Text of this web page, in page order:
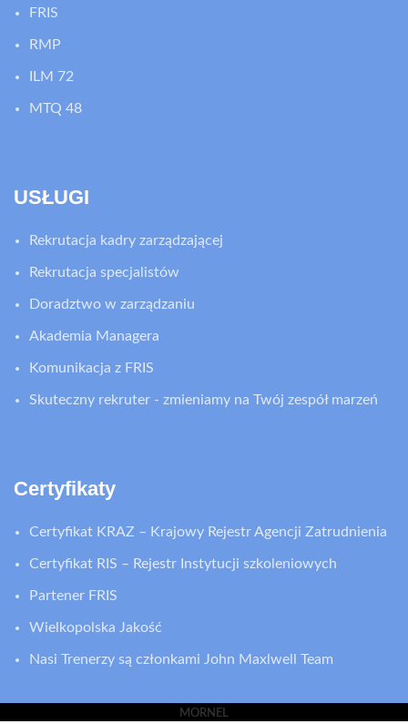
FRIS
RMP
ILM 72
MTQ 48
USŁUGI
Rekrutacja kadry zarządzającej
Rekrutacja specjalistów
Doradztwo w zarządzaniu
Akademia Managera
Komunikacja z FRIS
Skuteczny rekruter - zmieniamy na Twój zespół marzeń
Certyfikaty
Certyfikat KRAZ – Krajowy Rejestr Agencji Zatrudnienia
Certyfikat RIS – Rejestr Instytucji szkoleniowych
Partener FRIS
Wielkopolska Jakość
Nasi Trenerzy są członkami John Maxlwell Team
MORNEL